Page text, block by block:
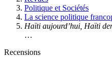
Politique et Sociétés
La science politique
Haïti aujourd’hui, Haïti
…
Recensions